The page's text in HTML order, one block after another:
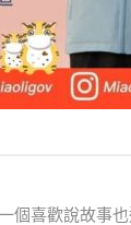
個喜歡說故事